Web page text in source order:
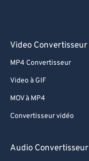
Video Convertisseur
MP4 Convertisseur
Video à GIF
MOV à MP4
Convertisseur vidéo
Audio Convertisseur